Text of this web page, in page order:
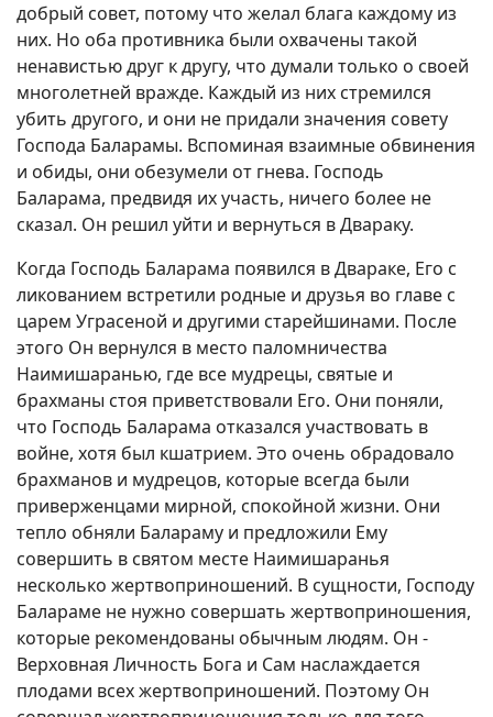
добрый совет, потому что желал блага каждому из
них. Но оба противника были охвачены такой
ненавистью друг к другу, что думали только о своей
многолетней вражде. Каждый из них стремился
убить другого, и они не придали значения совету
Господа Баларамы. Вспоминая взаимные обвинения
и обиды, они обезумели от гнева. Господь
Баларама, предвидя их участь, ничего более не
сказал. Он решил уйти и вернуться в Двараку.
Когда Господь Баларама появился в Двараке, Его с
ликованием встретили родные и друзья во главе с
царем Уграсеной и другими старейшинами. После
этого Он вернулся в место паломничества
Наимишаранью, где все мудрецы, святые и
брахманы стоя приветствовали Его. Они поняли,
что Господь Баларама отказался участвовать в
войне, хотя был кшатрием. Это очень обрадовало
брахманов и мудрецов, которые всегда были
приверженцами мирной, спокойной жизни. Они
тепло обняли Балараму и предложили Ему
совершить в святом месте Наимишаранья
несколько жертвоприношений. В сущности, Господу
Балараме не нужно совершать жертвоприношения,
которые рекомендованы обычным людям. Он -
Верховная Личность Бога и Сам наслаждается
плодами всех жертвоприношений. Поэтому Он